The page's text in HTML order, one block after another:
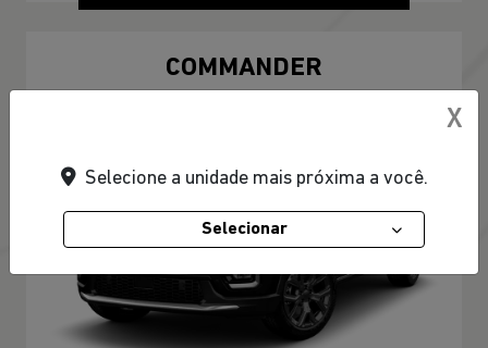
COMMANDER
X
Selecione a unidade mais próxima a você.
Selecionar